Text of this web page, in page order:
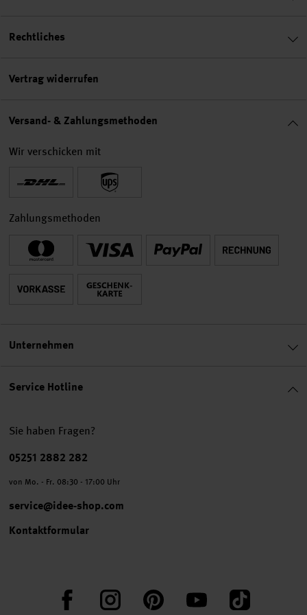
Service Hotline
Sie haben Fragen?
Telefonnummer
05251 2882 282
von Mo. - Fr. 08:30 - 17:00 Uhr
service@idee-shop.com
Kontaktformular
FacebookInstagram PinterestYouTube TikTok
Rechtliches
Vertrag widerrufen
Versand- & Zahlungsmethoden
Wir verschicken mit
Zahlungsmethoden
Unternehmen